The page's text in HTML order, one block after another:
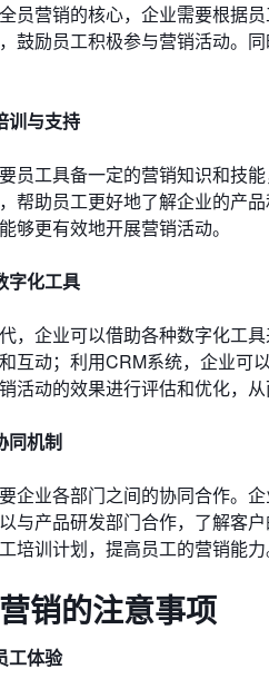
员营销的核心，企业需要根据
鼓励员工积极参与营销活动。
训与支持
员工具备一定的营销知识和技
帮助员工更好地了解企业的产
够更有效地开展营销活动。
字化工具
，企业可以借助各种数字化工
互动；利用CRM系统，企业可
活动的效果进行评估和优化，从
同机制
企业各部门之间的协同合作。
与产品研发部门合作，了解客
培训计划，提高员工的营销能
销的注意事项
工体验